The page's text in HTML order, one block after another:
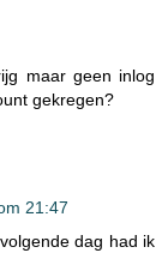
maar geen inlog
gekregen?
21:47
dag had ik